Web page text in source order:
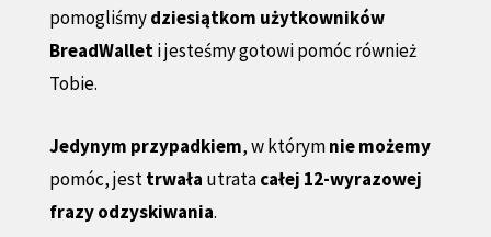
pomogliśmydziesiątkom użytkowników
BreadWalleti jesteśmy gotowi pomóc również
Tobie.
Jedynym przypadkiem, w którymnie możemy
pomóc, jesttrwała utratacałej 12-wyrazowej
frazy odzyskiwania.